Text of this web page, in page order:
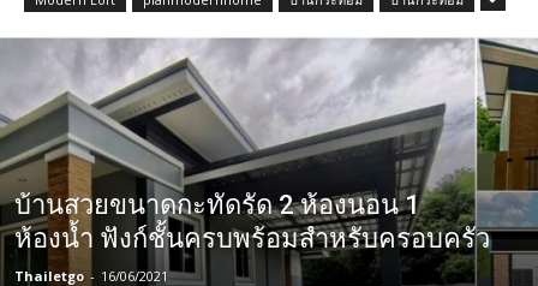
บ้านสวยขนาดกะทัดรัด 2 ห้องนอน 1
ห้องน้ำ ฟังก์ชั้นครบพร้อมสำหรับครอบครัว
Thailetgo - 16/06/2021